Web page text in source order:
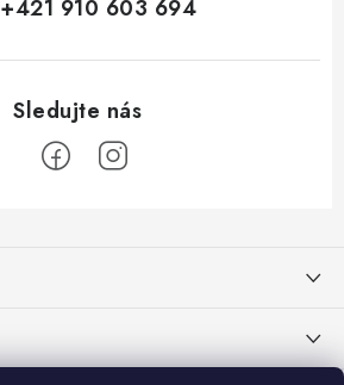
+421 910 603 694